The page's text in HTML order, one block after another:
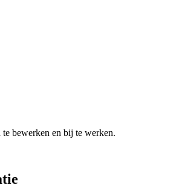
bewerken en bij te werken.